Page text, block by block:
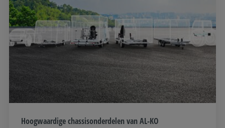
Hoogwaardige chassisonderdelen van AL-KO